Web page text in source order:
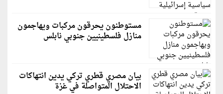
مستوطنون يحرقون مركبات ويهاجمون
منازل فلسطينيين جنوبي نابلس
بيان مصري قطري تركي يدين انتهاكات
الاحتلال المتواصلة في غزة